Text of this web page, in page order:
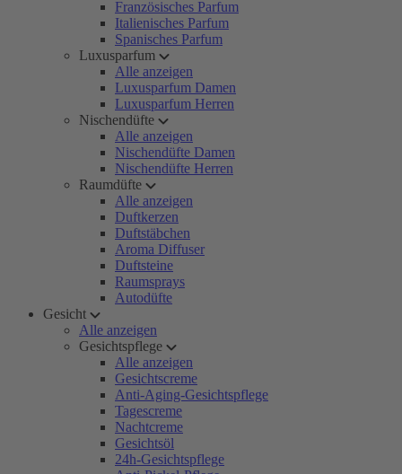
Französisches Parfum
Italienisches Parfum
Spanisches Parfum
Luxusparfum
Alle anzeigen
Luxusparfum Damen
Luxusparfum Herren
Nischendüfte
Alle anzeigen
Nischendüfte Damen
Nischendüfte Herren
Raumdüfte
Alle anzeigen
Duftkerzen
Duftstäbchen
Aroma Diffuser
Duftsteine
Raumsprays
Autodüfte
Gesicht
Alle anzeigen
Gesichtspflege
Alle anzeigen
Gesichtscreme
Anti-Aging-Gesichtspflege
Tagescreme
Nachtcreme
Gesichtsöl
24h-Gesichtspflege